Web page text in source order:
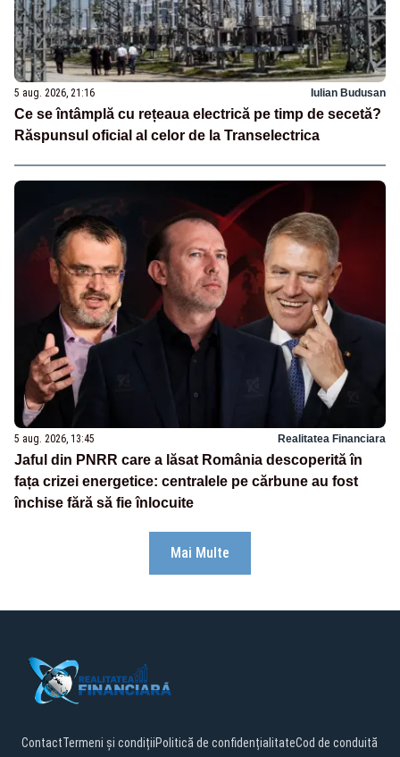
5 aug. 2026, 21:16 Iulian Budusan
Ce se întâmplă cu rețeaua electrică pe timp de secetă?
Răspunsul oficial al celor de la Transelectrica
5 aug. 2026, 13:45 Realitatea Financiara
Jaful din PNRR care a lăsat România descoperită în
fața crizei energetice: centralele pe cărbune au fost
închise fără să fie înlocuite
Mai Multe
ContactTermeni și condițiiPolitică de confidențialitateCod de conduită